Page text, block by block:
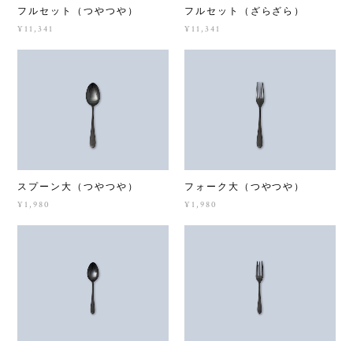
フルセット（つやつや）
¥11,341
フルセット（ざらざら）
¥11,341
スプーン大（つやつや）
¥1,980
フォーク大（つやつや）
¥1,980